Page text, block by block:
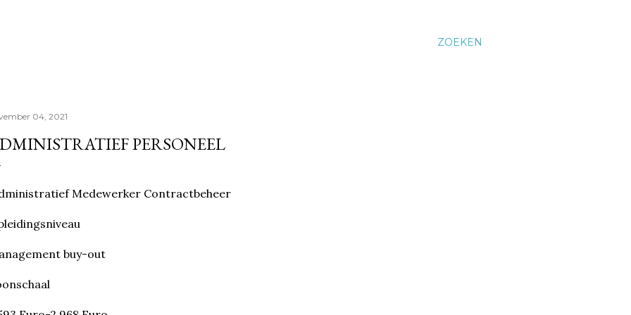
ZOEKEN
04, 2021
PERSONEEL
Medewerker Contractbeheer
buy-out